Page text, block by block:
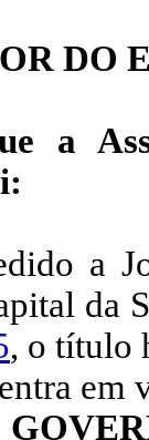
DO
a
a
da
, o título
em